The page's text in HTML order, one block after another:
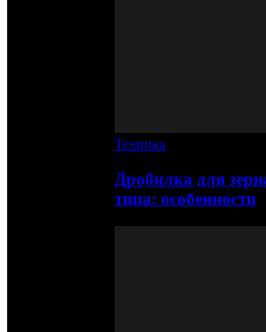
Техника
Дробилка для
типа: особенности